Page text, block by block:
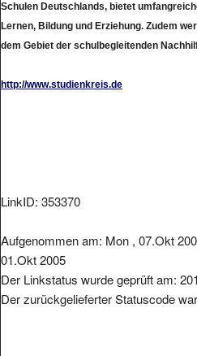
Schulen Deutschlands, bietet
Lernen, Bildung und Erziehung. Zudem
dem Gebiet der schulbegleitenden
http://www.studienkreis.de
LinkID: 353370
Aufgenommen am: Mon , 07.Okt
01.Okt 2005
Der Linkstatus wurde geprüft am:
Der zurückgelieferter Statuscode